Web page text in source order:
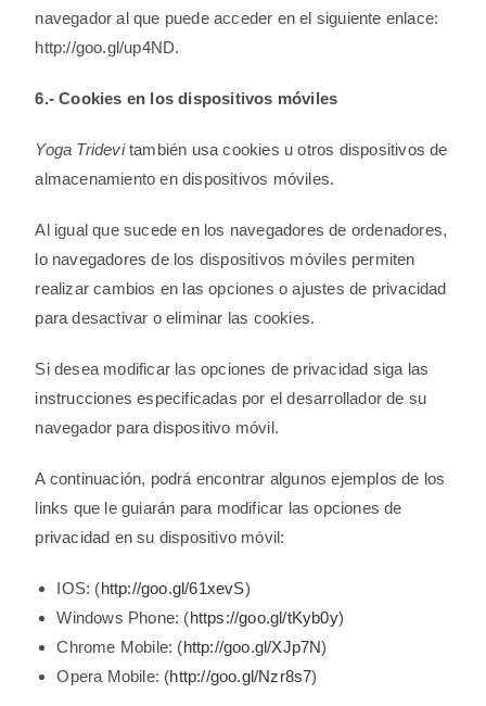
navegador al que puede acceder en el siguiente enlace:
http://goo.gl/up4ND.
6.- Cookies en los dispositivos móviles
Yoga Tridevitambién usa cookies u otros dispositivos de
almacenamiento en dispositivos móviles.
Al igual que sucede en los navegadores de ordenadores,
lo navegadores de los dispositivos móviles permiten
realizar cambios en las opciones o ajustes de privacidad
para desactivar o eliminar las cookies.
Si desea modificar las opciones de privacidad siga las
instrucciones especificadas por el desarrollador de su
navegador para dispositivo móvil.
A continuación, podrá encontrar algunos ejemplos de los
links que le guiarán para modificar las opciones de
privacidad en su dispositivo móvil:
IOS: (http://goo.gl/61xevS)
Windows Phone: (https://goo.gl/tKyb0y)
Chrome Mobile: (http://goo.gl/XJp7N)
Opera Mobile: (http://goo.gl/Nzr8s7)